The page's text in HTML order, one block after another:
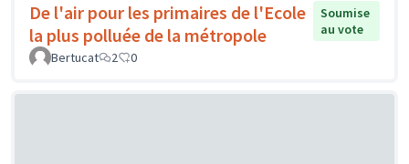
De l'air pour les primaires de l'Ecole
la plus polluée de la métropole
Soumise
au vote
Bertucat
2 0